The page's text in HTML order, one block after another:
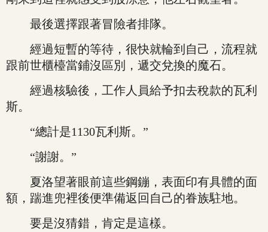
最後選擇跟著冒險者排隊。
經過短暫的等待，很快就輪到自己，流程就
跟前世櫃檯當鋪沒區別，遞交兌換的魔石。
經過核驗後，工作人員給予扣去稅款的瓦利
斯。
“總計是1130瓦利斯。”
“謝謝。”
夏洛望著眼前這些鋼鏰，表面印有具體的面
額，踹進兜裡後便準備返回自己的眷族駐地。
要是沒猜錯，肯定是這樣。